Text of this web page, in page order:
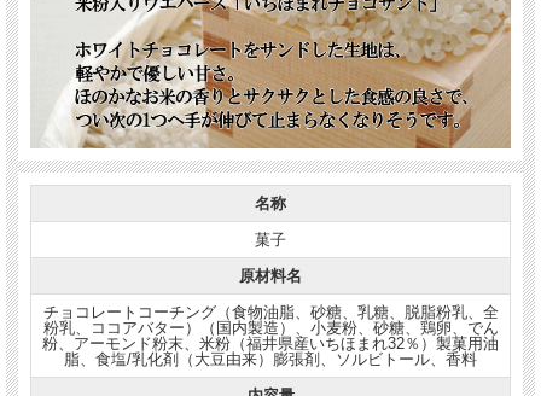
名称
菓子
原材料名
チョコレートコーチング（食物油脂、砂糖、乳糖、脱脂粉乳、全
粉乳、ココアバター）（国内製造）、小麦粉、砂糖、鶏卵、でん
粉、アーモンド粉末、米粉（福井県産いちほまれ32％）製菓用油
脂、食塩/乳化剤（大豆由来）膨張剤、ソルビトール、香料